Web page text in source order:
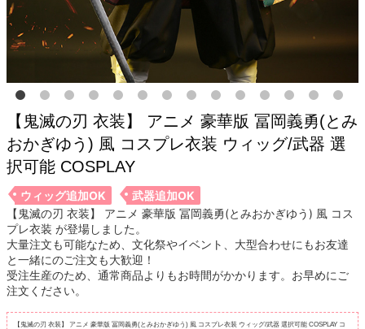
【鬼滅の刃 衣装】 アニメ 豪華版 冨岡義勇(とみ
おかぎゆう) 風 コスプレ衣装 ウィッグ/武器 選
択可能 COSPLAY
ウィッグ追加OK
武器追加OK
【鬼滅の刃 衣装】 アニメ 豪華版 冨岡義勇(とみおかぎゆう) 風 コス
プレ衣装 が登場しました。
大量注文も可能なため、文化祭やイベント、大型合わせにもお友達
と一緒にのご注文も大歓迎！
受注生産のため、通常商品よりもお時間がかかります。お早めにご
注文ください。
【鬼滅の刃 衣装】 アニメ 豪華版 冨岡義勇(とみおかぎゆう) 風 コスプレ衣装 ウィッグ/武器 選択可能 COSPLAY コ